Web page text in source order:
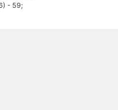
- 59;